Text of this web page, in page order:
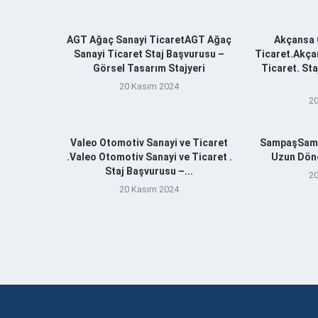
AGT Ağaç Sanayi TicaretAGT Ağaç
Sanayi Ticaret Staj Başvurusu –
Görsel Tasarım Stajyeri
20 Kasım 2024
Akçansa
Ticaret.
Valeo Otomotiv Sanayi ve Ticaret
.Valeo Otomotiv Sanayi ve Ticaret .
Staj Başvurusu –...
20 Kasım 2024
Uzun